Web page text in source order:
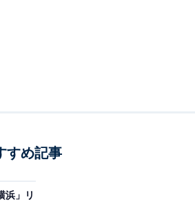
自分の店を持つなら好きなラーメ
ら、家系ラーメンのルーツである
計7年間修業した後、1988年、
すめ記事
浜」リ